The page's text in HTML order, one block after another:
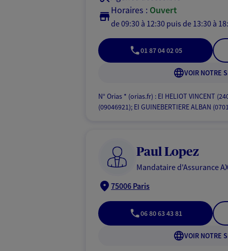
Horaires : Ouvert
de 09:30 à 12:30 puis de 13:30 à
01 87 04 02 05
VOIR NOTRE
N° Orias * (orias.fr) : EI HELIOT VINCENT
(09046921); EI GUINEBERTIERE ALBAN
Paul Lopez
Mandataire d'Assurance
75006 Paris
06 80 63 43 81
VOIR NOTRE